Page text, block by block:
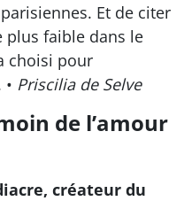
Et de citer
plus faible dans le
choisi pour
Priscilia de Selve
de l’amour
créateur du